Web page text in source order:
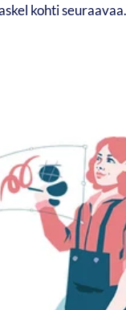
kohti seuraavaa.